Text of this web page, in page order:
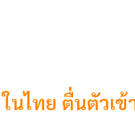
ไทย ตื่นตัวเ